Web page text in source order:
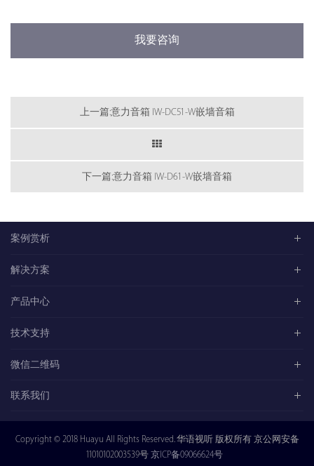
我要咨询
上一篇:意力音箱 IW-DC51-W嵌墙音箱
下一篇:意力音箱 IW-D61-W嵌墙音箱
案例赏析
解决方案
产品中心
技术支持
微信二维码
联系我们
Copyright © 2018 Huayu All Rights Reserved. 华语视听 版权所有 京公网安备
11010102003539号 京ICP备09066624号